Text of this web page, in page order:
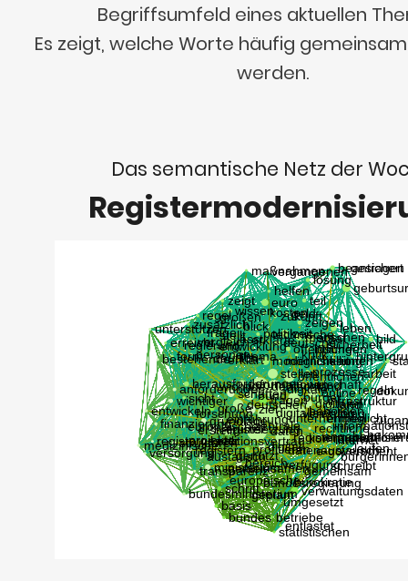
Begriffsumfeld eines aktuellen
Es zeigt, welche Worte häufig
werden.
Das semantische Netz der